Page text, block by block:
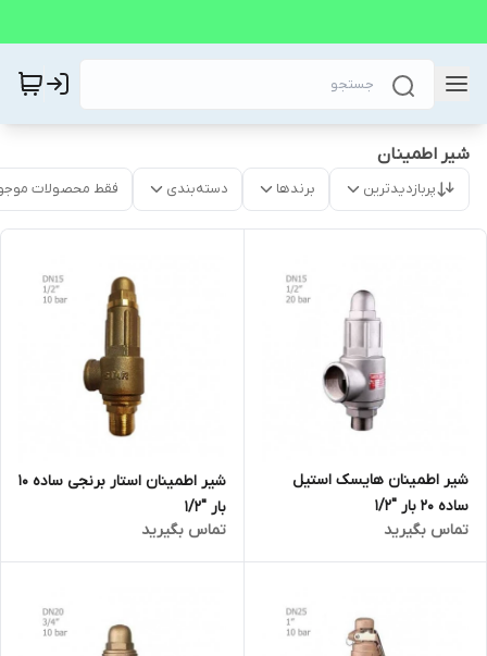
شیر اطمینان
پربازدیدترین برندها دسته‌بندی فقط محصولات
شیر اطمینان هایسک استیل
ساده 20 بار "1/2
تماس بگیرید
شیر اطمینان استار برنجی ساده 10
بار "1/2
تماس بگیرید